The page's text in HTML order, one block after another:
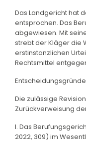
Das Landgericht hat
entsprochen. Das
abgewiesen. Mit
strebt der Kläger die
erstinstanzlichen
Rechtsmittel
Die zulässige
Zurückverweisung
I. Das
2022, 309) im